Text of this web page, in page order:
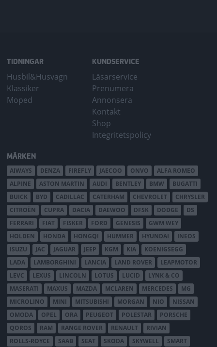
TIDNINGAR
Husbil&Husvagn
Klassiker
Moped
KUNDSERVICE
Läsarservice
Prenumera
Annonsera
Kontakt
Shop
Integritetspolicy
MÄRKEN
AIWAYS DENZA FIREFLY JAECOO ONVO
ALFA ROMEO
ALPINE
ASTON MARTIN AUDI BENTLEY BMW
BUGATTI
BUICK
BYD CADILLAC CATERHAM CHEVROLET
CHRYSLER
CITROËN
CUPRA DACIA DAEWOO DFSK DODGE
DS
FERRARI
FIAT FISKER FORD GENESIS
GWM WEY
HOLDEN
HONDA HONGQI HUMMER HYUNDAI
INEOS
ISUZU
JAC JAGUAR JEEP KGM KIA
KOENIGSEGG
LADA
LAMBORGHINI LANCIA LAND ROVER
LEAPMOTOR
LEVC
LEXUS LINCOLN LOTUS LUCID
LYNK & CO
MASERATI
MAXUS MAZDA MCLAREN MERCEDES
MG
MICROLINO
MINI MITSUBISHI MORGAN NIO
NISSAN
OMODA
OPEL ORA PEUGEOT POLESTAR
PORSCHE
QOROS
RAM RANGE ROVER RENAULT
RIVIAN
ROLLS-ROYCE
SAAB SEAT SKODA SKYWELL SMART